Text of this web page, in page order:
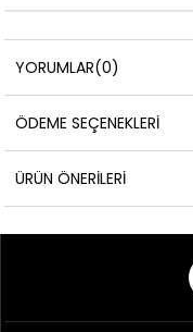
YORUMLAR(0)
ÖDEME SEÇENEKLERI
ÜRÜN ÖNERILERI